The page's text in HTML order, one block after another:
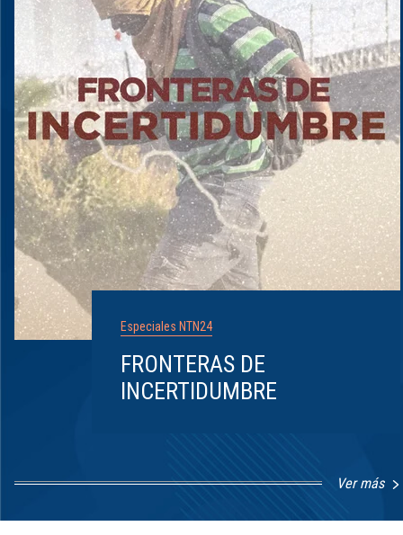
Especiales NTN24
FRONTERAS DE
INCERTIDUMBRE
Ver más